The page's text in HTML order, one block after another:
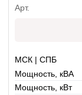
Арт.
МСК | СПБ
Мощность, кВА
Мощность, кВт